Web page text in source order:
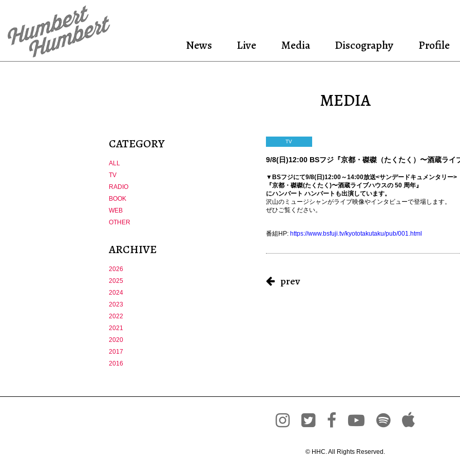
News Live Media Discography Profile
MEDIA
CATEGORY
ALL
TV
RADIO
BOOK
WEB
OTHER
ARCHIVE
2026
2025
2024
2023
2022
2021
2020
2017
2016
TV
9/8(日)12:00 BSフジ『京都・磔磔（たくたく）〜酒蔵ライ
▼BSフジにて9/8(日)12:00～14:00放送<サンデードキュメンタリー>
『京都・磔磔(たくたく)〜酒蔵ライブハウスの 50 周年』
にハンバート ハンバートも出演しています。
沢山のミュージシャンがライブ映像やインタビューで登場します。
ぜひご覧ください。
番組HP: https://www.bsfuji.tv/kyototakutaku/pub/001.html
prev
© HHC. All Rights Reserved.